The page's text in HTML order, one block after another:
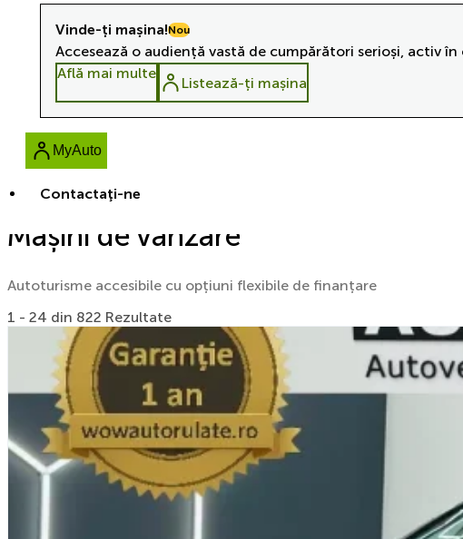
Contactaţi-ne
Vinde-ți mașina!Nou
Accesează o audiență vastă de cumpărători serioși, activ
Află mai multe
Listează-ți mașina
MyAuto
Mașini de vânzare
Autoturisme accesibile cu opțiuni flexibile de finanțare
1 - 24 din 822 Rezultate